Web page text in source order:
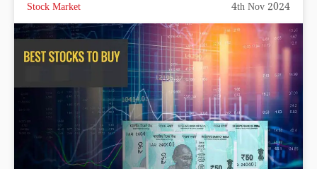
Stock Market 4th Nov 2024